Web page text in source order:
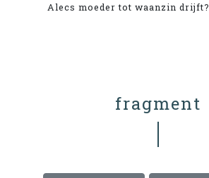
Alecs moeder tot waanzin drijft?
fragment